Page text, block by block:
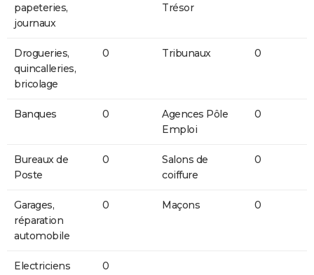
papeteries,
journaux
Trésor
Drogueries,
quincalleries,
bricolage
0 Tribunaux 0
Banques 0
Agences Pôle
Emploi
0
Bureaux de
Poste
0
Salons de
coiffure
0
Garages,
réparation
automobile
0 Maçons 0
Electriciens 0